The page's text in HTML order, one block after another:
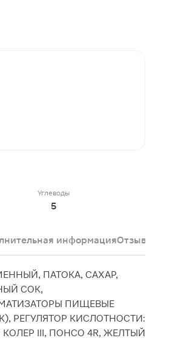
Углеводы
5
информацияОтзывы
ПАТОКА, САХАР,
СОК,
ПИЩЕВЫЕ
РЕГУЛЯТОР КИСЛОТНОСТИ:
III, ПОНСО 4R, ЖЕЛТЫЙ